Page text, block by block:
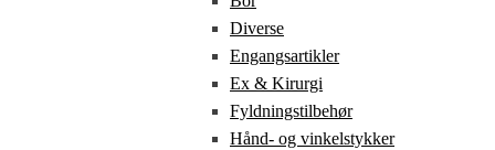
Diverse
Engangsartikler
Ex & Kirurgi
Fyldningstilbehør
Hånd- og vinkelstykker